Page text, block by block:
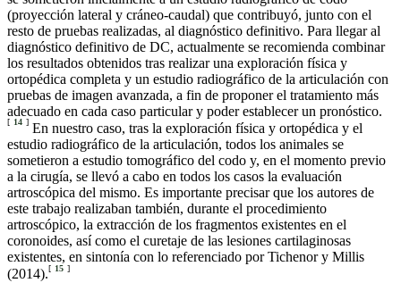
(proyección lateral y cráneo-caudal) que contribuyó, junto con el
resto de pruebas realizadas, al diagnóstico definitivo. Para llegar al
diagnóstico definitivo de DC, actualmente se recomienda combinar
los resultados obtenidos tras realizar una exploración física y
ortopédica completa y un estudio radiográfico de la articulación con
pruebas de imagen avanzada, a fin de proponer el tratamiento más
adecuado en cada caso particular y poder establecer un pronóstico.
[ 14 ] En nuestro caso, tras la exploración física y ortopédica y el
estudio radiográfico de la articulación, todos los animales se
sometieron a estudio tomográfico del codo y, en el momento previo
a la cirugía, se llevó a cabo en todos los casos la evaluación
artroscópica del mismo. Es importante precisar que los autores de
este trabajo realizaban también, durante el procedimiento
artroscópico, la extracción de los fragmentos existentes en el
coronoides, así como el curetaje de las lesiones cartilaginosas
existentes, en sintonía con lo referenciado por Tichenor y Millis
(2014).[ 15 ]